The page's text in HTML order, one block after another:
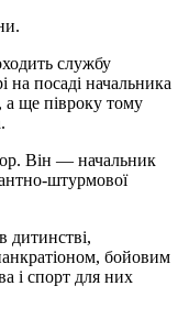
службу
посаді начальника
а ще півроку тому
Він — начальник
штурмової
дитинстві,
бойовим
і спорт для них